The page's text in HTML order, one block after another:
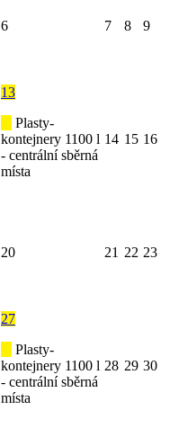
6 7 8 9
13
Plasty-
kontejnery 1100 l
- centrální sběrná
místa
14 15 16
20 21 22 23
27
Plasty-
kontejnery 1100 l
- centrální sběrná
místa
28 29 30